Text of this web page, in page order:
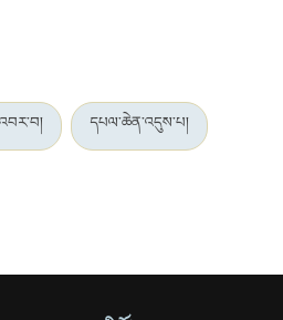
དཔལ་ཆེན་འདུས་པ།